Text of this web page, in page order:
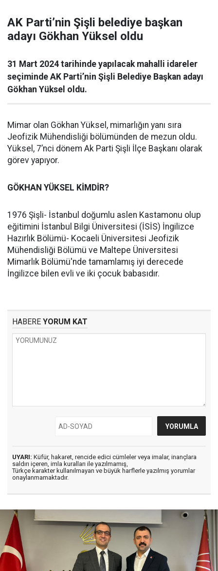
AK Parti’nin Şişli belediye başkan
adayı Gökhan Yüksel oldu
31 Mart 2024 tarihinde yapılacak mahalli idareler
seçiminde AK Parti’nin Şişli Belediye Başkan adayı
Gökhan Yüksel oldu.
Mimar olan Gökhan Yüksel, mimarlığın yanı sıra
Jeofizik Mühendisliği bölümünden de mezun oldu.
Yüksel, 7’nci dönem Ak Parti Şişli İlçe Başkanı olarak
görev yapıyor.
GÖKHAN YÜKSEL KİMDİR?
1976 Şişli- İstanbul doğumlu aslen Kastamonu olup
eğitimini İstanbul Bilgi Üniversitesi (İSİS) İngilizce
Hazırlık Bölümü- Kocaeli Üniversitesi Jeofizik
Mühendisliği Bölümü ve Maltepe Üniversitesi
Mimarlık Bölümü'nde tamamlamış iyi derecede
İngilizce bilen evli ve iki çocuk babasıdır.
HABERE YORUM KAT
UYARI: Küfür, hakaret, rencide edici cümleler veya imalar, inançlara
saldırı içeren, imla kuralları ile yazılmamış,
Türkçe karakter kullanılmayan ve büyük harflerle yazılmış yorumlar
onaylanmamaktadır.